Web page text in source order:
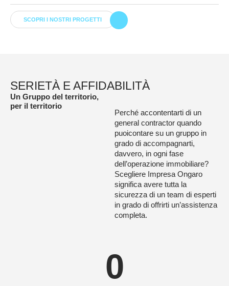
SCOPRI I NOSTRI PROGETTI
SERIETÀ E AFFIDABILITÀ
Un Gruppo del territorio,
per il territorio
Perché accontentarti di un
general contractor quando
puoicontare su un gruppo in
grado di accompagnarti,
davvero, in ogni fase
dell’operazione immobiliare?
Scegliere Impresa Ongaro
significa avere tutta la
sicurezza di un team di esperti
in grado di offrirti un’assistenza
completa.
0